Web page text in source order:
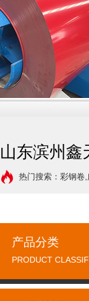
山东滨州鑫
热门搜索：彩钢卷
产品分类
PRODUCT